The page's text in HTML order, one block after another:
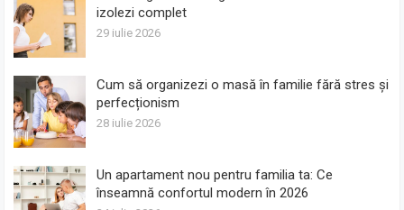
izolezi complet
29 iulie 2026
Cum să organizezi o masă în familie fără stres și
perfecționism
28 iulie 2026
Un apartament nou pentru familia ta: Ce
înseamnă confortul modern în 2026